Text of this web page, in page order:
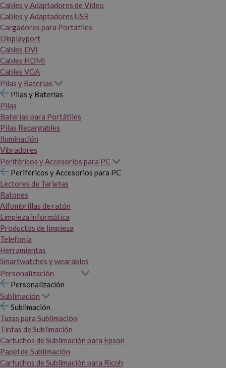
Cables y Adaptadores de Vídeo
Cables y Adaptadores USB
Cargadores para Portátiles
Displayport
Cables DVI
Cables HDMI
Cables VGA
Pilas y Baterías
Pilas y Baterías
Pilas
Baterías para Portátiles
Pilas Recargables
Iluminación
Vibradores
Periféricos y Accesorios para PC
Periféricos y Accesorios para PC
Lectores de Tarjetas
Ratones
Alfombrillas de ratón
Limpieza informática
Productos de limpieza
Telefonía
Herramientas
Smartwatches y wearables
Personalización
Personalización
Sublimación
Sublimación
Tazas para Sublimación
Tintas de Sublimación
Cartuchos de Sublimación para Epson
Papel de Sublimación
Cartuchos de Sublimación para Ricoh